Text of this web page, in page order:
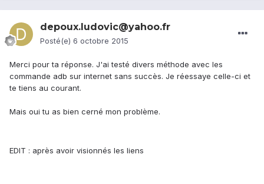
depoux.ludovic@yahoo.fr
Posté(e) 6 octobre 2015
Merci pour ta réponse. J'ai testé divers méthode avec les
commande adb sur internet sans succès. Je réessaye celle-ci et
te tiens au courant.
Mais oui tu as bien cerné mon problème.
EDIT : après avoir visionnés les liens